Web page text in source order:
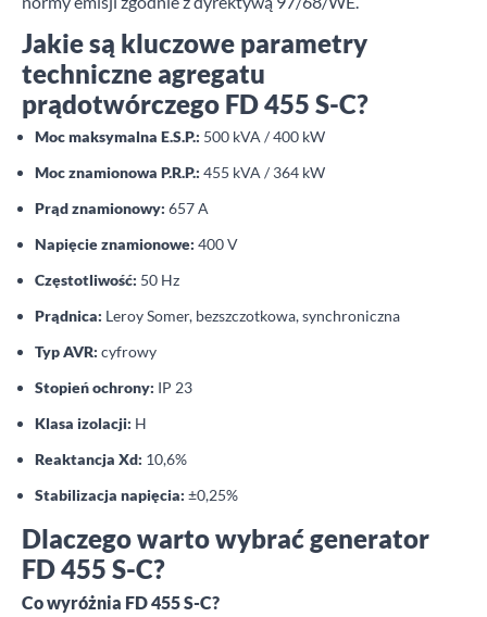
Jakie są kluczowe parametry
techniczne agregatu
prądotwórczego FD 455 S-C?
Moc maksymalna E.S.P.: 500 kVA / 400 kW
Moc znamionowa P.R.P.: 455 kVA / 364 kW
Prąd znamionowy: 657 A
Napięcie znamionowe: 400 V
Częstotliwość: 50 Hz
Prądnica: Leroy Somer, bezszczotkowa, synchroniczna
Typ AVR: cyfrowy
Stopień ochrony: IP 23
Klasa izolacji: H
Reaktancja Xd: 10,6%
Stabilizacja napięcia: ±0,25%
Dlaczego warto wybrać generator
FD 455 S-C?
Co wyróżnia FD 455 S-C?